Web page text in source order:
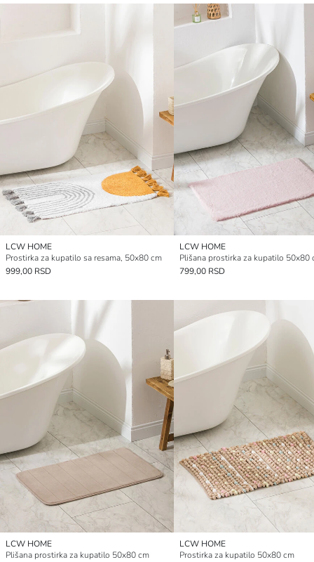
LCW HOME
Prostirka za kupatilo sa resama, 50x80 cm
999,00 RSD
LCW HOME
Plišana prostirka za kupatilo 50x80
799,00 RSD
LCW HOME
Plišana prostirka za kupatilo 50x80 cm
LCW HOME
Prostirka za kupatilo 50x80 cm